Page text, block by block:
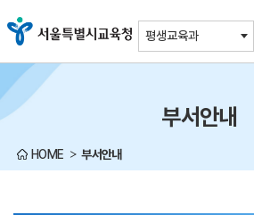
평생교육과
부서안내
HOME 부서안내